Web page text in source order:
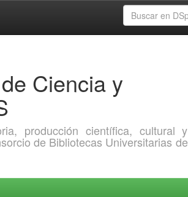
Ciencia y
producción científica, cultural y
de Bibliotecas Universitarias de